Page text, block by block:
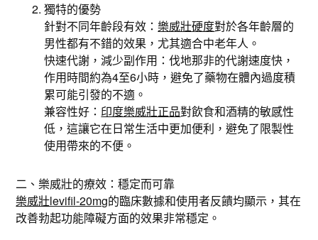
獨特的優勢
針對不同年齡段有效：樂威壯硬度對於各年齡層的
男性都有不錯的效果，尤其適合中老年人。
快速代謝，減少副作用：伐地那非的代謝速度快，
作用時間約為4至6小時，避免了藥物在體內過度積
累可能引發的不適。
兼容性好： 印度樂威壯正品對飲食和酒精的敏感性
低，這讓它在日常生活中更加便利，避免了限製性
使用帶來的不便。
二、樂威壯的療效：穩定而可靠
樂威壯levifil-20mg的臨床數據和使用者反饋均顯示，其在
改善勃起功能障礙方面的效果非常穩定。